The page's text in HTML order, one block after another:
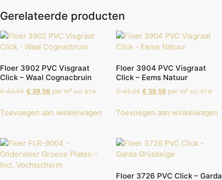
Gerelateerde producten
Floer 3902 PVC Visgraat
Click – Waal Cognacbruin
€43,95 € 39,56 per m² incl. BTW
Toevoegen aan winkelwagen
Floer 3904 PVC Visgraat
Click – Eems Natuur
€43,95 € 39,56 per m² incl. BTW
Toevoegen aan winkelwagen
Floer 3726 PVC Click – Garda